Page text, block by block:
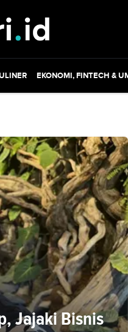
EKONOMI, FINTECH &
Jajaki Bisnis